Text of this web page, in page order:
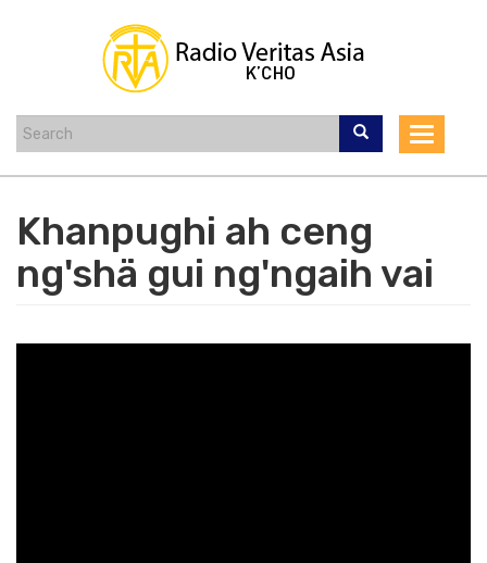
Toggle
Khanpughi ah ceng
ng'shä gui ng'ngaih vai